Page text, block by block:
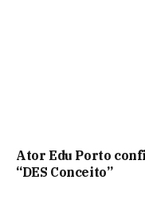
Ator Edu Porto
“DES Conceito”